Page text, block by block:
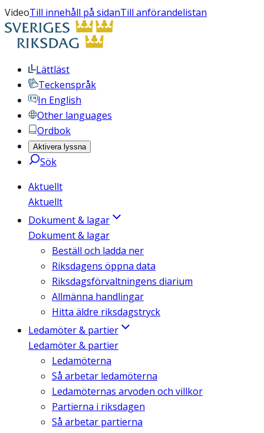
VideoTill innehåll på sidanTill anförandelistan
Lättläst
Teckenspråk
In English
Other languages
Ordbok
Aktivera lyssna
Sök
Aktuellt
Aktuellt
Dokument & lagar
Dokument & lagar
Beställ och ladda ner
Riksdagens öppna data
Riksdagsförvaltningens diarium
Allmänna handlingar
Hitta äldre riksdagstryck
Ledamöter & partier
Ledamöter & partier
Ledamöterna
Så arbetar ledamöterna
Ledamöternas arvoden och villkor
Partierna i riksdagen
Så arbetar partierna